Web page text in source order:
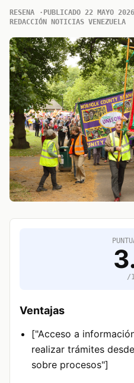
RESENA PUBLICADO 22 MAYO 2026
REDACCIÓN NOTICIAS VENEZUELA
/
Ventajas
["Acceso a
realizar trámites
sobre procesos"]